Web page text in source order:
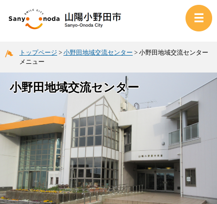
トップページ > 小野田地域交流センター > 小野田地域交流センター
メニュー
小野田地域交流センター